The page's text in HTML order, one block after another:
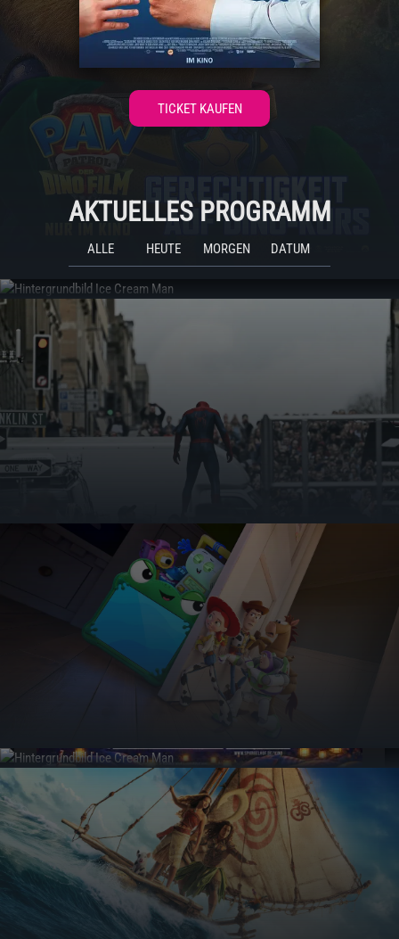
TICKET KAUFEN
AKTUELLES PROGRAMM
ALLE HEUTE MORGEN DATUM
NEUIGKEITEN
AUS DER KINOWELT
Sommerkino in Rahden
Vom 20. bis 23. August lädt der Spargelhof Winkelmann zum
Sommerkino ein – mit vier Filmabenden, Hof-Gastronomie und
Getränk-Aktion zum Essen.